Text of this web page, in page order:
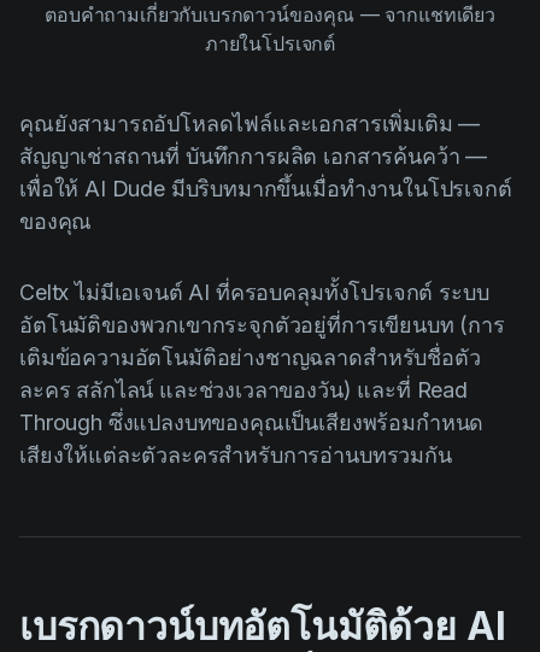
ตอบคำถามเกี่ยวกับเบรกดาวน์ของคุณ — จากแชทเดียว
ภายในโปรเจกต์
คุณยังสามารถอัปโหลดไฟล์และเอกสารเพิ่มเติม —
สัญญาเช่าสถานที่ บันทึกการผลิต เอกสารค้นคว้า —
เพื่อให้ AI Dude มีบริบทมากขึ้นเมื่อทำงานในโปรเจกต์
ของคุณ
Celtx ไม่มีเอเจนต์ AI ที่ครอบคลุมทั้งโปรเจกต์ ระบบ
อัตโนมัติของพวกเขากระจุกตัวอยู่ที่การเขียนบท (การ
เติมข้อความอัตโนมัติอย่างชาญฉลาดสำหรับชื่อตัว
ละคร สลักไลน์ และช่วงเวลาของวัน) และที่ Read
Through ซึ่งแปลงบทของคุณเป็นเสียงพร้อมกำหนด
เสียงให้แต่ละตัวละครสำหรับการอ่านบทรวมกัน
เบรกดาวน์บทอัตโนมัติด้วย AI